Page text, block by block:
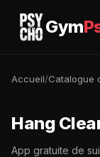
Gym
Accueil/Catalogue
Hang
App gratuite de